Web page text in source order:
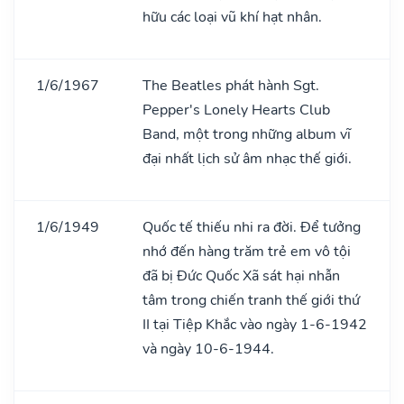
hữu các loại vũ khí hạt nhân.
1/6/1967
The Beatles phát hành Sgt.
Pepper's Lonely Hearts Club
Band, một trong những album vĩ
đại nhất lịch sử âm nhạc thế giới.
1/6/1949
Quốc tế thiếu nhi ra đời. Để tưởng
nhớ đến hàng trăm trẻ em vô tội
đã bị Đức Quốc Xã sát hại nhẫn
tâm trong chiến tranh thế giới thứ
II tại Tiệp Khắc vào ngày 1-6-1942
và ngày 10-6-1944.